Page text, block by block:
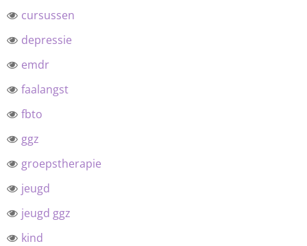
cursussen
depressie
emdr
faalangst
fbto
ggz
groepstherapie
jeugd
jeugd ggz
kind